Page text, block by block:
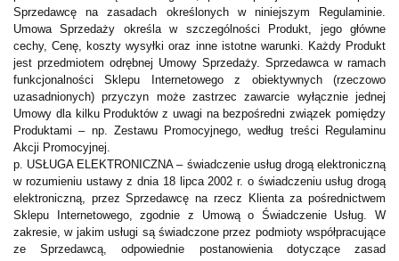
Sprzedawcę na zasadach określonych w niniejszym Regulaminie.
Umowa Sprzedaży określa w szczególności Produkt, jego główne
cechy, Cenę, koszty wysyłki oraz inne istotne warunki. Każdy Produkt
jest przedmiotem odrębnej Umowy Sprzedaży. Sprzedawca w ramach
funkcjonalności Sklepu Internetowego z obiektywnych (rzeczowo
uzasadnionych) przyczyn może zastrzec zawarcie wyłącznie jednej
Umowy dla kilku Produktów z uwagi na bezpośredni związek pomiędzy
Produktami – np. Zestawu Promocyjnego, według treści Regulaminu
Akcji Promocyjnej.
p. USŁUGA ELEKTRONICZNA – świadczenie usług drogą elektroniczną
w rozumieniu ustawy z dnia 18 lipca 2002 r. o świadczeniu usług drogą
elektroniczną, przez Sprzedawcę na rzecz Klienta za pośrednictwem
Sklepu Internetowego, zgodnie z Umową o Świadczenie Usług. W
zakresie, w jakim usługi są świadczone przez podmioty współpracujące
ze Sprzedawcą, odpowiednie postanowienia dotyczące zasad